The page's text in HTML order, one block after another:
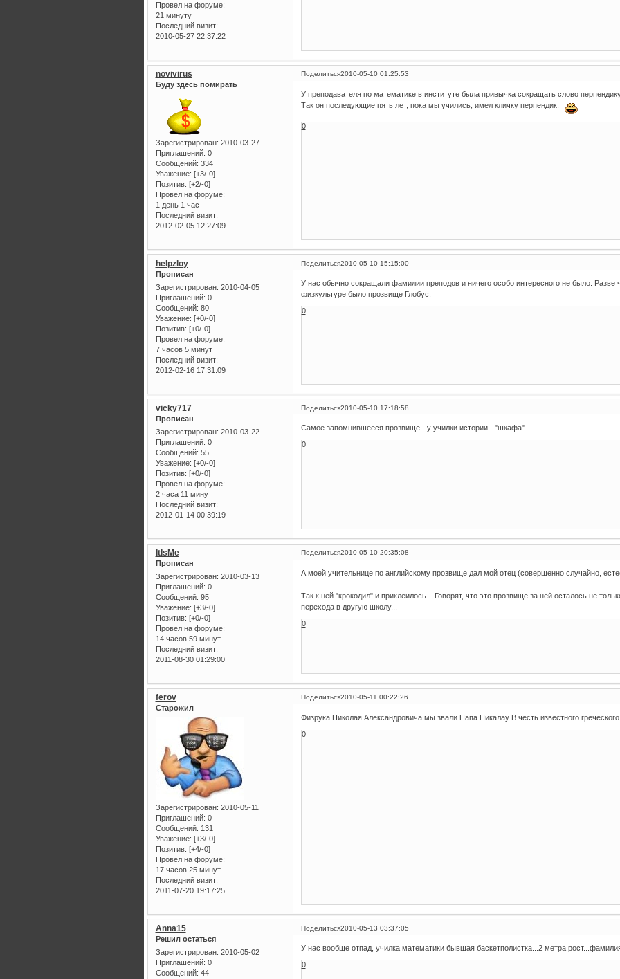
Провел на форуме:
21 минуту
Последний визит:
2010-05-27 22:37:22
Поделиться2010-05-10 01:25:53
novivirus
Буду здесь помирать
Зарегистрирован: 2010-03-27
Приглашений: 0
Сообщений: 334
Уважение: [+3/-0]
Позитив: [+2/-0]
Провел на форуме:
1 день 1 час
Последний визит:
2012-02-05 12:27:09
У преподавателя по математике в институте была привычка сокращать слово
Так он последующие пять лет, пока мы учились, имел кличку перпендик.
0
Поделиться2010-05-10 15:15:00
helpzloy
Прописан
Зарегистрирован: 2010-04-05
Приглашений: 0
Сообщений: 80
Уважение: [+0/-0]
Позитив: [+0/-0]
Провел на форуме:
7 часов 5 минут
Последний визит:
2012-02-16 17:31:09
У нас обычно сокращали фамилии преподов и ничего особо интересного не было. Разве
физкультуре было прозвище Глобус.
0
Поделиться2010-05-10 17:18:58
vicky717
Прописан
Зарегистрирован: 2010-03-22
Приглашений: 0
Сообщений: 55
Уважение: [+0/-0]
Позитив: [+0/-0]
Провел на форуме:
2 часа 11 минут
Последний визит:
2012-01-14 00:39:19
Самое запомнившееся прозвище - у училки истории - "шкафа"
0
Поделиться2010-05-10 20:35:08
ItIsMe
Прописан
Зарегистрирован: 2010-03-13
Приглашений: 0
Сообщений: 95
Уважение: [+3/-0]
Позитив: [+0/-0]
Провел на форуме:
14 часов 59 минут
Последний визит:
2011-08-30 01:29:00
А моей учительнице по английскому прозвище дал мой отец (совершенно случайно,
Так к ней "крокодил" и приклеилось... Говорят, что это прозвище за ней осталось не
перехода в другую школу...
0
Поделиться2010-05-11 00:22:26
ferov
Старожил
Зарегистрирован: 2010-05-11
Приглашений: 0
Сообщений: 131
Уважение: [+3/-0]
Позитив: [+4/-0]
Провел на форуме:
17 часов 25 минут
Последний визит:
2011-07-20 19:17:25
Физрука Николая Александровича мы звали Папа Никалау В честь известного греческого
0
Поделиться2010-05-13 03:37:05
Anna15
Решил остаться
Зарегистрирован: 2010-05-02
Приглашений: 0
Сообщений: 44
У нас вообще отпад, училка математики бывшая баскетполистка...2 метра
0